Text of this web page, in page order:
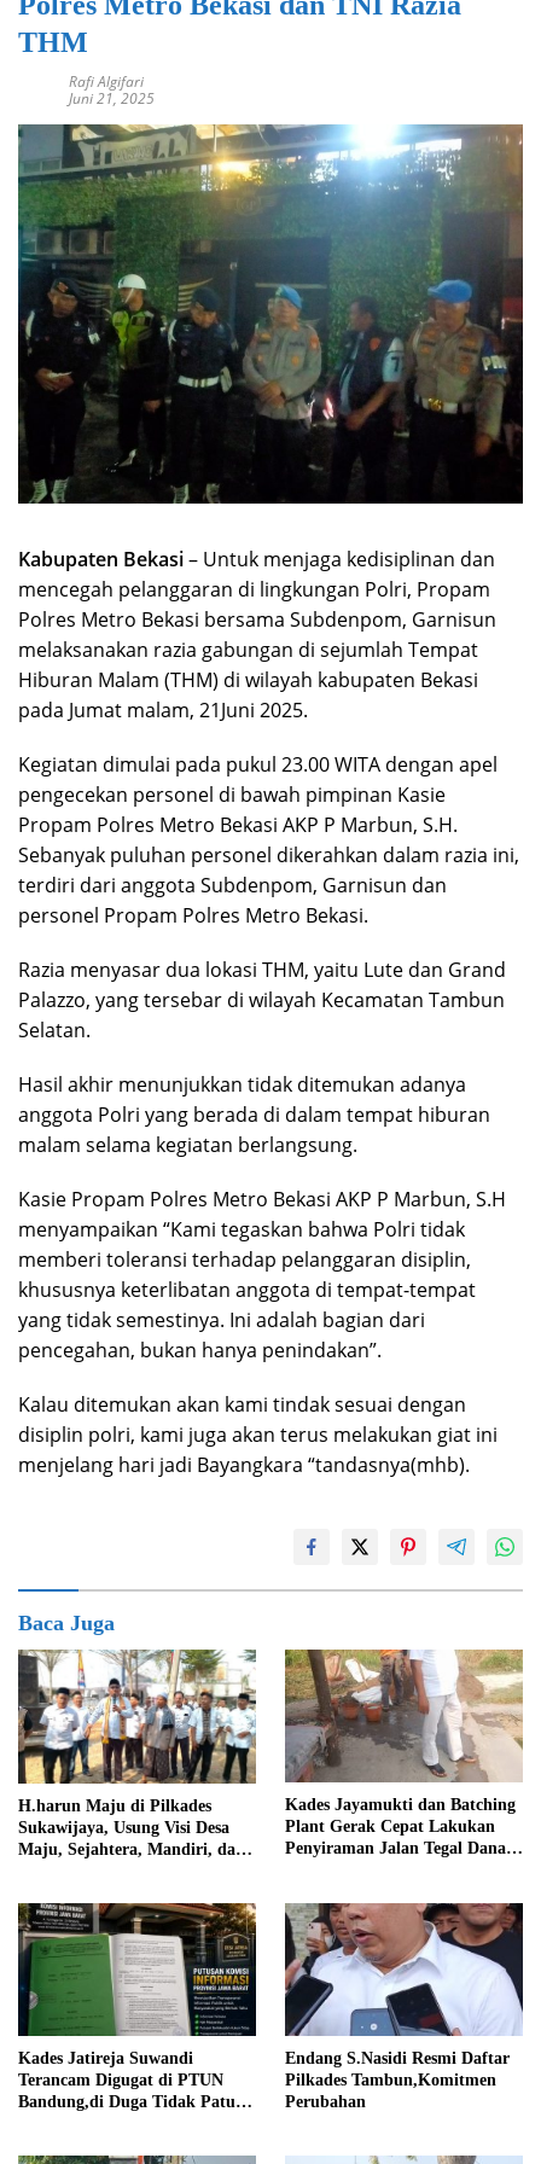
THM
Rafi Algifari
Juni 21, 2025
Kabupaten Bekasi– Untuk menjaga kedisiplinan dan
mencegah pelanggaran di lingkungan Polri, Propam
Polres Metro Bekasi bersama Subdenpom, Garnisun
melaksanakan razia gabungan di sejumlah Tempat
Hiburan Malam (THM) di wilayah kabupaten Bekasi
pada Jumat malam, 21Juni 2025.
Kegiatan dimulai pada pukul 23.00 WITA dengan apel
pengecekan personel di bawah pimpinan Kasie
Propam Polres Metro Bekasi AKP P Marbun, S.H.
Sebanyak puluhan personel dikerahkan dalam razia ini,
terdiri dari anggota Subdenpom, Garnisun dan
personel Propam Polres Metro Bekasi.
Razia menyasar dua lokasi THM, yaitu Lute dan Grand
Palazzo, yang tersebar di wilayah Kecamatan Tambun
Selatan.
Hasil akhir menunjukkan tidak ditemukan adanya
anggota Polri yang berada di dalam tempat hiburan
malam selama kegiatan berlangsung.
Kasie Propam Polres Metro Bekasi AKP P Marbun, S.H
menyampaikan “Kami tegaskan bahwa Polri tidak
memberi toleransi terhadap pelanggaran disiplin,
khususnya keterlibatan anggota di tempat-tempat
yang tidak semestinya. Ini adalah bagian dari
pencegahan, bukan hanya penindakan”.
Kalau ditemukan akan kami tindak sesuai dengan
disiplin polri, kami juga akan terus melakukan giat ini
menjelang hari jadi Bayangkara “tandasnya(mhb).
Baca Juga
H.harun Maju di Pilkades
Sukawijaya, Usung Visi Desa
Maju, Sejahtera, Mandiri, dan
Kades Jayamukti dan Batching
Plant Gerak Cepat Lakukan
Penyiraman Jalan Tegal Danas
Kades Jatireja Suwandi
Terancam Digugat di PTUN
Bandung,di Duga Tidak Patuhi
Endang S.Nasidi Resmi Daftar
Pilkades Tambun,Komitmen
Perubahan